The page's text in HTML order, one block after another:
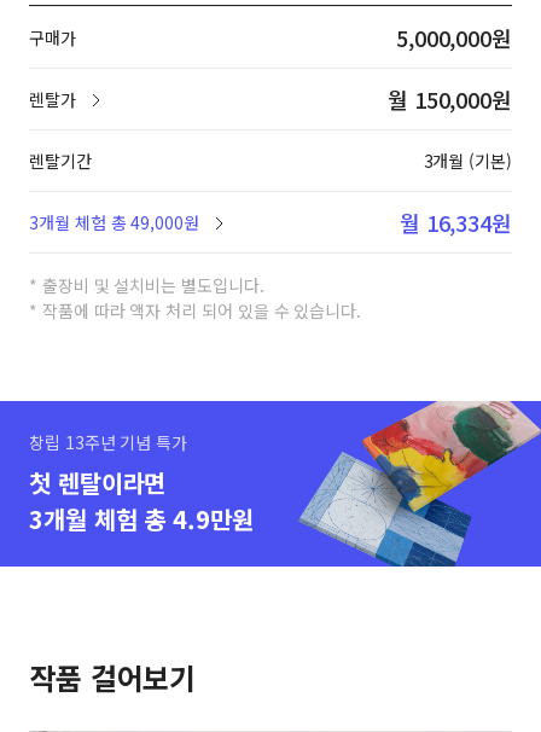
구매가 5,000,000원
렌탈가 월 150,000원
렌탈기간 3개월 (기본)
3개월 체험 총 49,000원 월 16,334원
* 출장비 및 설치비는 별도입니다.
* 작품에 따라 액자 처리 되어 있을 수 있습니다.
창립 13주년 기념 특가
첫 렌탈이라면
3개월 체험 총 4.9만원
작품 걸어보기